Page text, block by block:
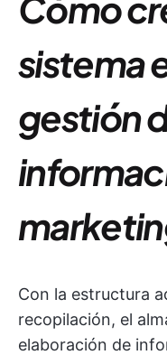
sistema
gestión
Con la estructura
recopilación, el
elaboración de